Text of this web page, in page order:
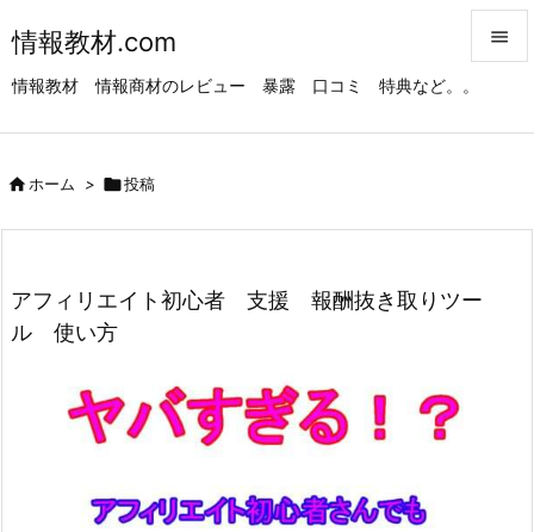
情報教材.com
情報教材 情報商材のレビュー 暴露 口コミ 特典など。。

前へ
ホーム > 投稿
アフィリエイト初心者 支援 報酬抜き取りツー
ル 使い方